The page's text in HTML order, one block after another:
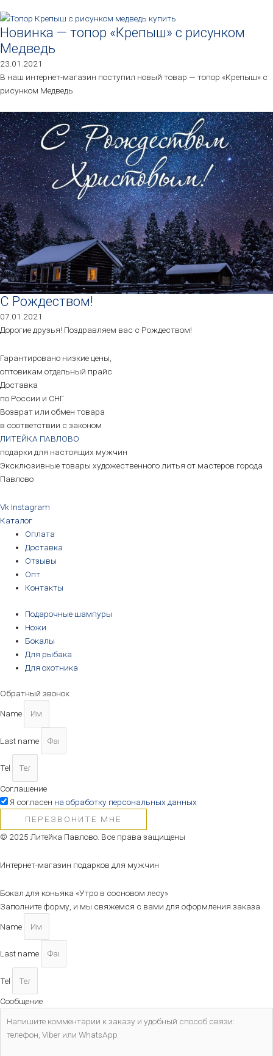
Новинка — топор «Крепыш» с рисунком
Медведь
23.01.2021
В наш интернет-магазин поступил новый товар — топор «Крепыш» с
рисунком Медведь
С Рождеством!
07.01.2021
Дорогие друзья! Поздравляем вас с Рождеством!
Гарантировано низкие цены,
оптовикам отдельный прайс
Доставка
по России и СНГ
Возврат или обмен товара
в соответствии с законом
ЛИТЕЙКА ПАВЛОВО
подарки для настоящих мужчин
Эксклюзивные товары художественного литья от мастеров города
Павлово
Vk Instagram
Каталог
Оплата
Доставка
Отзывы
Опт
Контакты
Подарочные шампуры
Ножи
Бокалы
Для рыбака
Для охотника
Обратный звонок
Name
Last name
Tel
Соглашение
Я согласен на обработку персональных данных
ПЕРЕЗВОНИТЕ МНЕ
© 2025 Литейка Павлово. Все права защищены
Интернет-магазин подарков для мужчин
Бокал для коньяка «Утро в сосновом лесу»
Заполните форму, и мы свяжемся с вами для оформления заказа
Name
Last name
Tel
Сообщение